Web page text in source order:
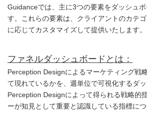
Guidanceでは、主に3つの要素をダッシュ
す。これらの要素は、クライアントのカテ
に応じてカスタマイズして提供いたします。
ファネルダッシュボードとは：
Perception Designによるマーケティング戦
て現れているかを、週単位で可視化するダッ
Perception Designによって得られる戦略的
ーが知見として重要と認識している指標に